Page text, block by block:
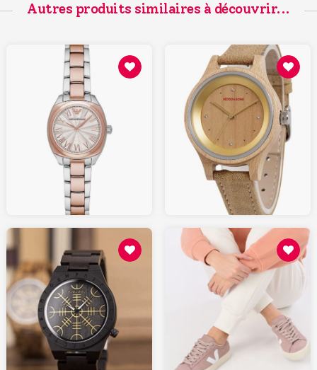
Autres produits similaires à découvrir...
159.00
AMAZON.fr
129.00
AMAZON.fr
50.00
AMAZON.fr
SARENZA.com